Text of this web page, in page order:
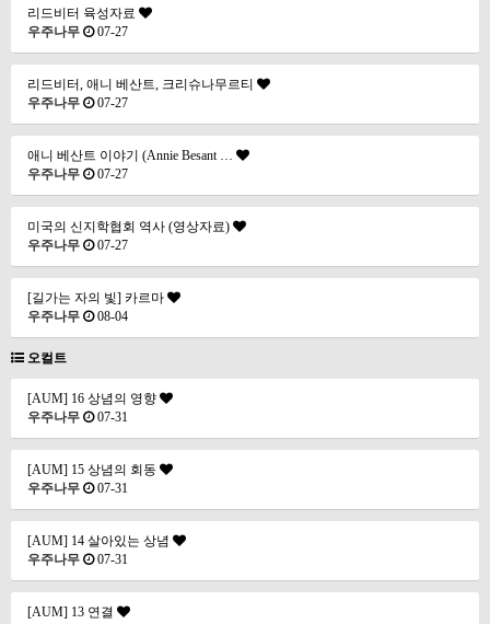
리드비터 육성자료
우주나무
07-27
리드비터, 애니 베산트, 크리슈나무르티
우주나무
07-27
애니 베산트 이야기 (Annie Besant …
우주나무
07-27
미국의 신지학협회 역사 (영상자료)
우주나무
07-27
[길가는 자의 빛] 카르마
우주나무
08-04
오컬트
[AUM] 16 상념의 영향
우주나무
07-31
[AUM] 15 상념의 회동
우주나무
07-31
[AUM] 14 살아있는 상념
우주나무
07-31
[AUM] 13 연결